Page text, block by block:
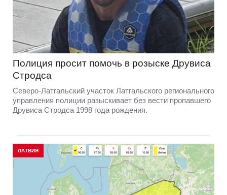
Полиция просит помочь в розыске Друвиса
Стродса
Северо-Латгальский участок Латгальского регионального
управления полиции разыскивает без вести пропавшего
Друвиса Стродса 1998 года рождения.
ЛАТВИЯ